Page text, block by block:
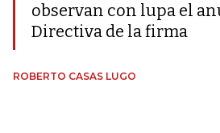
observan con lupa el
Directiva de la firma
ROBERTO CASAS LUGO